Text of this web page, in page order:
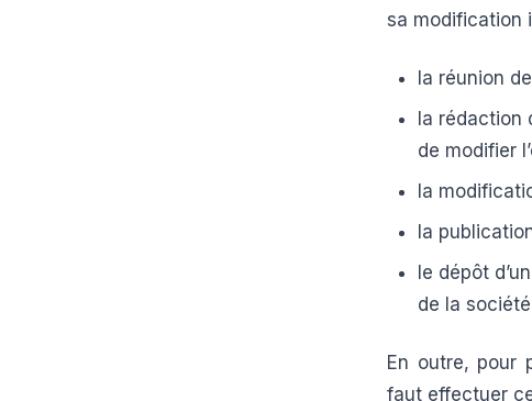
sa modification
la réunion
la rédaction
de modifier
la
la
le dépôt
de la
En outre, pour
faut effectuer